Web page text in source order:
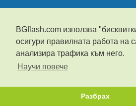
BGflash.com използва
осигури правилната работа на
анализира трафика към него.
Научи повече
Разбрах